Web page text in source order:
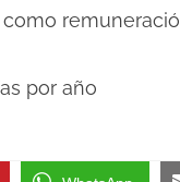
por año